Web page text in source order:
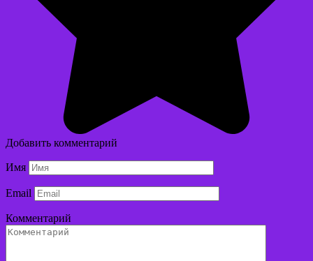
Добавить комментарий
Имя
Email
Комментарий